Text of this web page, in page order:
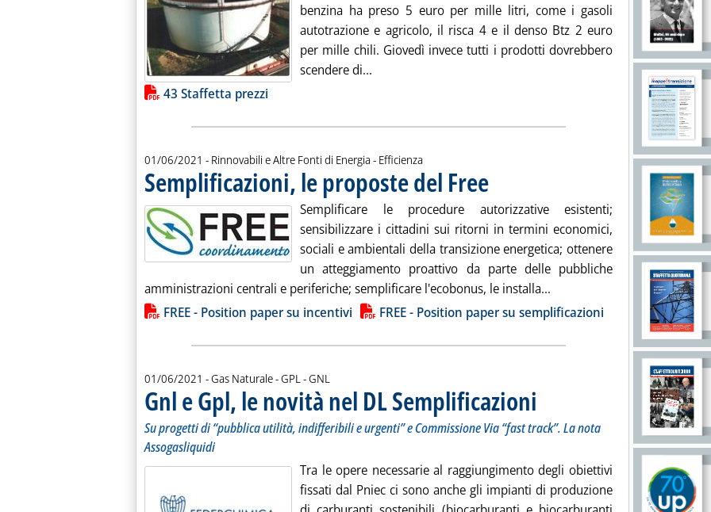
benzina ha preso 5 euro per mille litri, come i gasoli
autotrazione e agricolo, il risca 4 e il denso Btz 2 euro
per mille chili. Giovedì invece tutti i prodotti dovrebbero
scendere di... Leggi tutta la notizia: 'Extra-rete: le rilevazioni di Staffetta
Lista allegati PDF alla notizia
43 Staffetta prezzi
01/06/2021 - Rinnovabili e Altre Fonti di Energia - Efficienza
Semplificazioni, le proposte del Free . Pubblicata martedì 01 giugno 2021 alle 15.48.
Semplificare le procedure autorizzative esistenti;
sensibilizzare i cittadini sui ritorni in termini economici,
sociali e ambientali della transizione energetica; ottenere
un atteggiamento proattivo da parte delle pubbliche
amministrazioni centrali e periferiche; semplificare l'ecobonus, le installa... Leggi tutta la notizia:
Lista allegati PDF alla notizia
FREE - Position paper su incentivi FREE - Position paper su semplificazioni
01/06/2021 - Gas Naturale - GPL - GNL
Gnl e Gpl, le novità nel DL Semplificazioni . Sottotitolo: Su progetti di “pubblica utilità,
. Pubblicata martedì 01 giugno 2021 alle 15.45.
Su progetti di “pubblica utilità, indifferibili e urgenti” e Commissione Via “fast track”. La nota
Assogasliquidi
Tra le opere necessarie al raggiungimento degli obiettivi
fissati dal Pniec ci sono anche gli impianti di produzione